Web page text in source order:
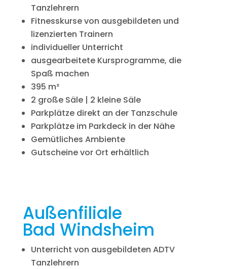
Tanzlehrern
Fitnesskurse von ausgebildeten und
lizenzierten Trainern
individueller Unterricht
ausgearbeitete Kursprogramme, die
Spaß machen
395 m²
2 große Säle | 2 kleine Säle
Parkplätze direkt an der Tanzschule
Parkplätze im Parkdeck in der Nähe
Gemütliches Ambiente
Gutscheine vor Ort erhältlich
Außenfiliale
Bad Windsheim
Unterricht von ausgebildeten ADTV
Tanzlehrern